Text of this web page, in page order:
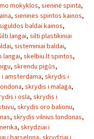
mokyklos, sieninė spinta,
, sienines spintos kainos,
baldai kainos,
langai, silti plastikiniai
, sisteminiai baldai,
langai, skelbiu.lt spintos,
, skrendu pigūs,
amsterdama, skrydis i
, skrydis i malaga,
i osla, skrydis i
, skrydis oro balionu,
, skrydis vilnius londonas,
, skrydziai i
i barselona, skrydziai i